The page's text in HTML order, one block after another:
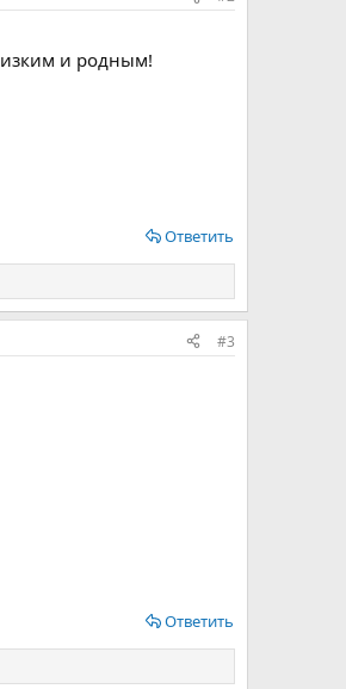
и родным!
Ответить
#3
Ответить